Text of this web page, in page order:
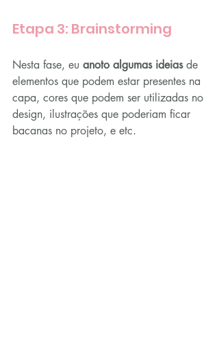
Etapa 3: Brainstorming
Nesta fase, eu anoto algumas ideias de
elementos que podem estar presentes na
capa, cores que podem ser utilizadas no
design, ilustrações que poderiam ficar
bacanas no projeto, e etc.